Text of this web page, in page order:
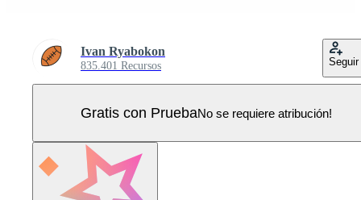
Ivan Ryabokon
835.401 Recursos Seguir
Gratis con PruebaNo se requiere atribución!